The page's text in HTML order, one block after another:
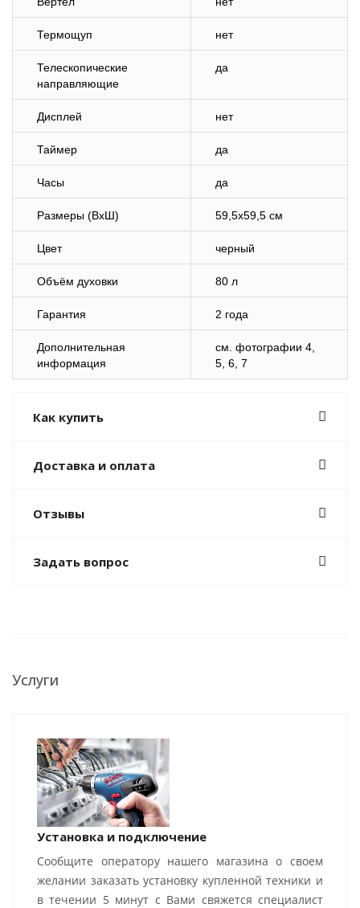
Термощуп нет
Телескопические
направляющие
да
Дисплей нет
Таймер да
Часы да
Размеры (ВхШ) 59,5х59,5 см
Цвет черный
Объём духовки 80 л
Гарантия 2 года
Дополнительная
информация
cм. фотографии 4,
5, 6, 7
Как купить
Доставка и оплата
Отзывы
Задать вопрос
Услуги
Установка и подключение
Сообщите оператору нашего магазина о своем
желании заказать установку купленной техники и
в течении 5 минут с Вами свяжется специалист